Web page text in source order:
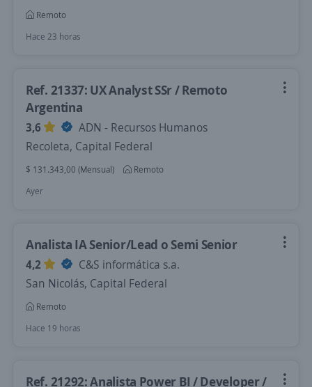
Remoto
Hace 23 horas
Ref. 21337: UX Analyst SSr / Remoto
Argentina
3,6
ADN - Recursos Humanos
Recoleta, Capital Federal
$ 131.343,00 (Mensual)
Remoto
Ayer
Analista IA Senior/Lead o Semi Senior
4,2
C&S informática s.a.
San Nicolás, Capital Federal
Remoto
Hace 19 horas
Ref. 21292: Analista Power BI / Developer /